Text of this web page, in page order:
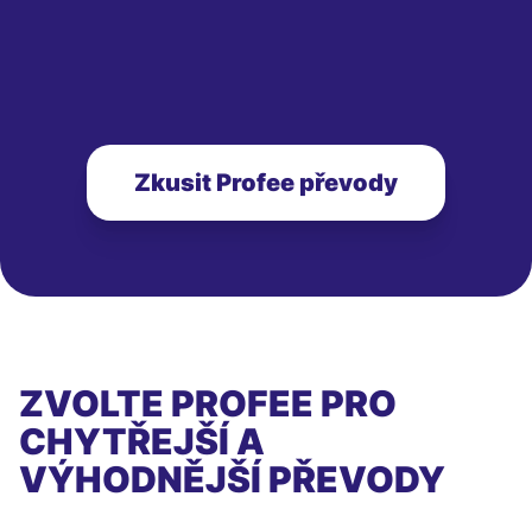
Zkusit Profee převody
ZVOLTE PROFEE PRO
CHYTŘEJŠÍ A
VÝHODNĚJŠÍ PŘEVODY